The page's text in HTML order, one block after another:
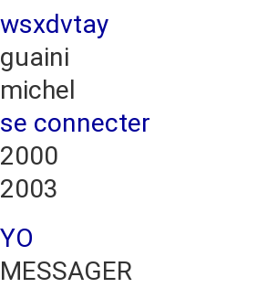
wsxdvtay
guaini
michel
se connecter
2000
2003
YO
MESSAGER